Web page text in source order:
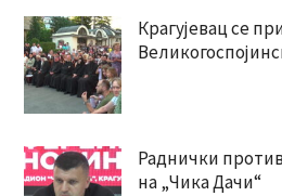
Крагујевац се
Раднички
на „Чика Дачи“